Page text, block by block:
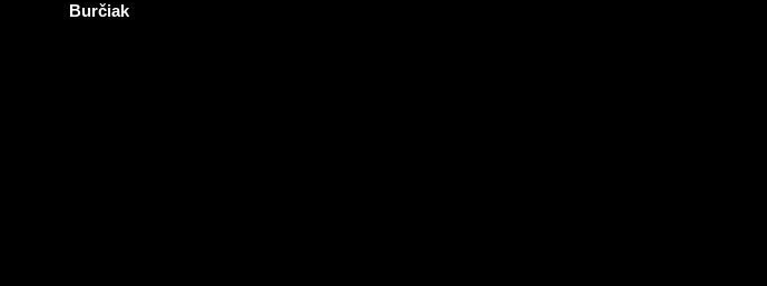
Burčiak